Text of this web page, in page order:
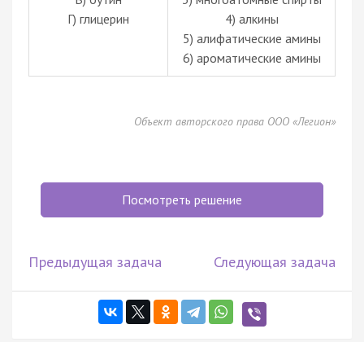
Г) глицерин
4) алкины
5) алифатические амины
6) ароматические амины
Объект авторского права ООО «Легион»
Посмотреть решение
Предыдущая задача Следующая задача